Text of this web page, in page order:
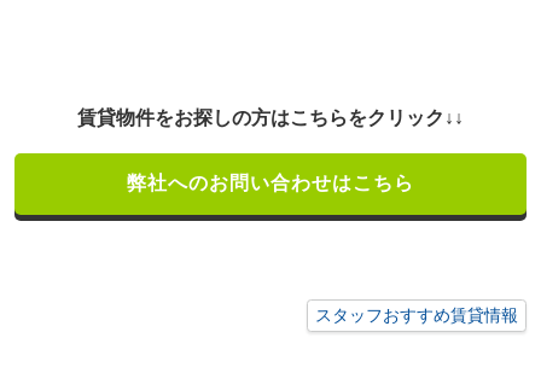
賃貸物件をお探しの方はこちらをクリック↓↓
弊社へのお問い合わせはこちら
スタッフおすすめ賃貸情報